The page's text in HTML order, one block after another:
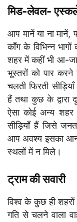
मिड-लेवल-
आप मानें या ना मानें,
काँग के विभिन्न
शहर में कहीं भी आ-
भूस्तरों को पार
चलती फिरती
हैं तथा कुछ के द्वारा
ऐसा कोई अन्य शहर
सीड़ियाँ हैं जिसे
आप अवश्य इसका
स्थलों में न मिले।
ट्राम की सवारी
विश्व के कुछ ही
गति से चलने वाला